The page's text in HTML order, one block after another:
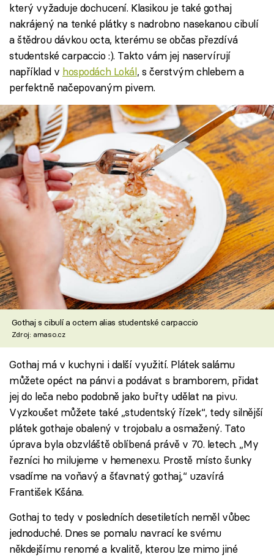
který vyžaduje dochucení. Klasikou je také gothaj
nakrájený na tenké plátky s nadrobno nasekanou cibulí
a štědrou dávkou octa, kterému se občas přezdívá
studentské carpaccio :). Takto vám jej naservírují
například v hospodách Lokál, s čerstvým chlebem a
perfektně načepovaným pivem.
Gothaj s cibulí a octem alias studentské carpaccio
Zdroj: amaso.cz
Gothaj má v kuchyni i další využití. Plátek salámu
můžete opéct na pánvi a podávat s bramborem, přidat
jej do leča nebo podobně jako buřty udělat na pivu.
Vyzkoušet můžete také „studentský řízek“, tedy silnější
plátek gothaje obalený v trojobalu a osmažený. Tato
úprava byla obzvláště oblíbená právě v 70. letech. „My
řezníci ho milujeme v hemenexu. Prostě místo šunky
vsadíme na voňavý a šťavnatý gothaj,“ uzavírá
František Kšána.
Gothaj to tedy v posledních desetiletích neměl vůbec
jednoduché. Dnes se pomalu navrací ke svému
někdejšímu renomé a kvalitě, kterou lze mimo jiné